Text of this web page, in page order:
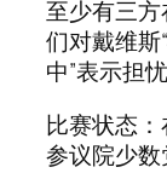
至少有三
们对戴维斯
中”表示担
比赛状态
参议院少